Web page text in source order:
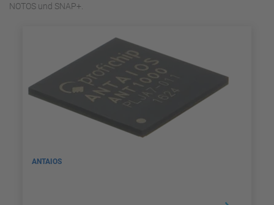
NOTOS und SNAP+.
ANTAIOS